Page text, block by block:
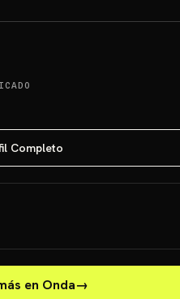
Completo
en Onda→